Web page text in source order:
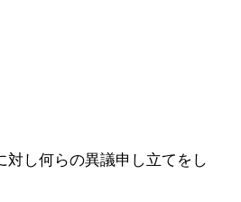
し何らの異議申し立てをし